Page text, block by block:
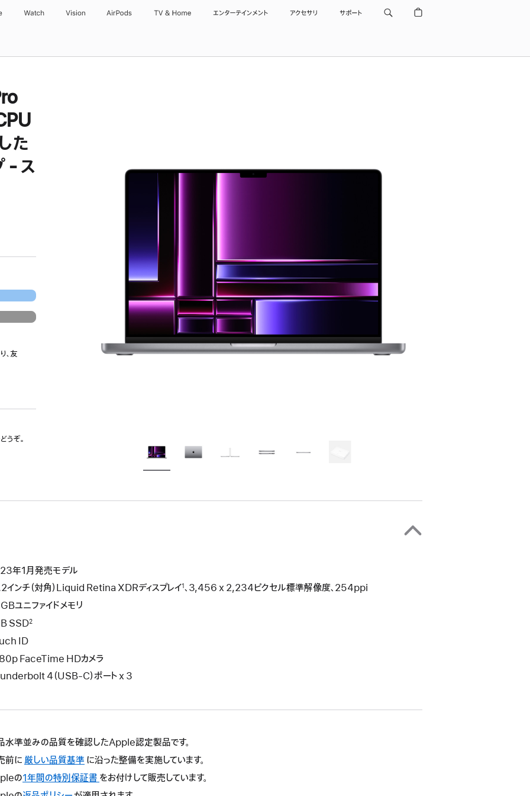
Watch Vision AirPods TV & Home エンターテインメント アクセサリ サポート
た
- ス
、友
ぞ。
年1月発売モデル
インチ（対角）Liquid Retina XDRディスプレイ1、3,456 x 2,234ピクセル標準解像度、254ppi
ユニファイドメモリ
SSD2
ID
FaceTime HDカメラ
4（USB-C）ポート x 3
水準並みの品質を確認したApple認定製品です。
前に 厳しい品質基準 に沿った整備を実施しています。
の1年間の特別保証書 こ
の
をお付けして販売しています。